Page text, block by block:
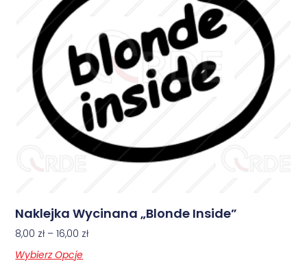
Naklejka Wycinana „Blonde Inside”
8,00 zł – 16,00 zł
Wybierz Opcje